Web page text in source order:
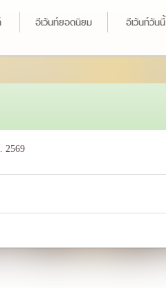
อีเว้นท์ยอดนิยม อีเว้นท์วันนี้
2569